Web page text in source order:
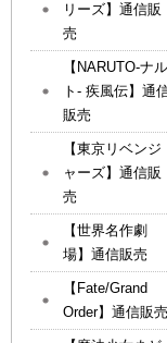
リーズ】通信販
売
【NARUTO-ナル
ト- 疾風伝】通
販売
【東京リベンジ
ャーズ】通信販
売
【世界名作劇
場】通信販売
【Fate/Grand
Order】通信販売